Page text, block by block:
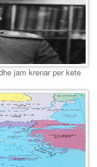
jam krenar per kete